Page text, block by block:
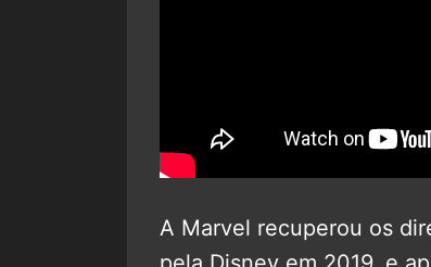
A Marvel recuperou os